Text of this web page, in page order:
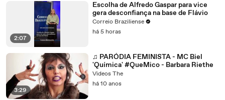
2:07
Escolha de Alfredo Gaspar para vice
gera desconfiança na base de Flávio
Correio Braziliense
há 5 horas
3:29
♫ PARÓDIA FEMINISTA - MC Biel
'Química' #QueMico - Barbara Riethe
Videos The
há 10 anos